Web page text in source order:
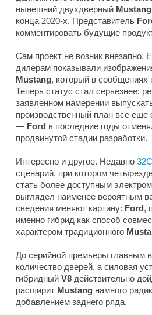
нынешний двухдверный Mustang
конца 2020-х. Представитель
комментировать будущие
Сам проект не возник внезапно.
дилерам показывали
Mustang, который в сообщениях
Теперь статус стал серьезнее:
заявленном намерении
производственный план все еще
— Ford в последние годы
продвинутой стадии разработки.
Интересно и другое. Недавно
сценарий, при котором
стать более доступным
выглядел наименее вероятным
сведения меняют картину: Ford,
именно гибрид как способ
характером традиционного
До серийной премьеры главным
количество дверей, а силовая
гибридный V8 действительно
расширит Mustang намного
добавлением заднего ряда.